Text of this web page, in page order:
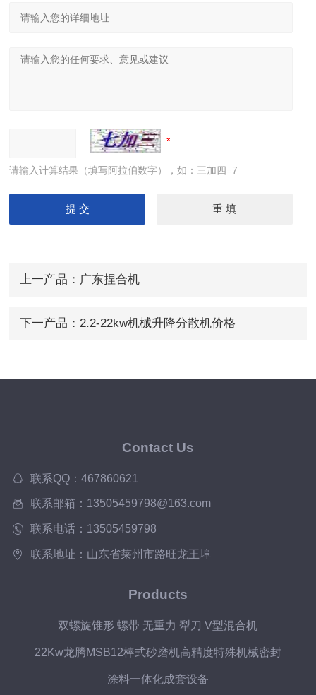
请输入计算结果（填写阿拉伯数字），如：三加四=7
上一产品： 广东捏合机
下一产品： 2.2-22kw机械升降分散机价格
Contact Us
联系QQ：467860621
联系邮箱：13505459798@163.com
联系电话：13505459798
联系地址：山东省莱州市路旺龙王埠
Products
双螺旋锥形 螺带 无重力 犁刀 V型混合机
22Kw龙腾MSB12棒式砂磨机高精度特殊机械密封
涂料一体化成套设备